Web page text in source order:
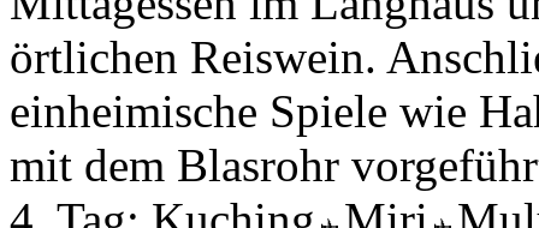
örtlichen Reiswein.
einheimische Spiele wie
mit dem Blasrohr